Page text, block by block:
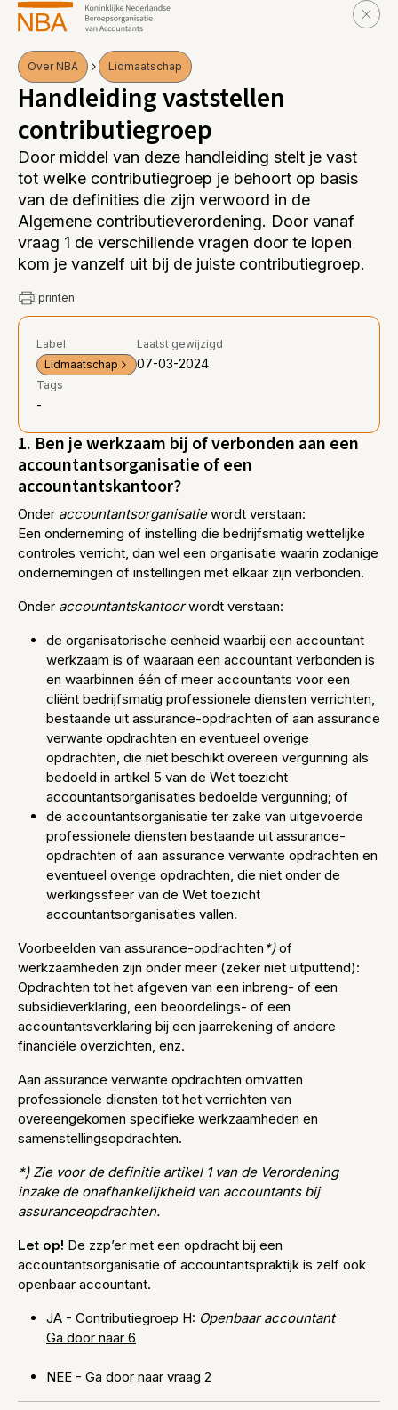
Over NBA Lidmaatschap
Handleiding vaststellen
contributiegroep
Door middel van deze handleiding stelt je vast
tot welke contributiegroep je behoort op basis
van de definities die zijn verwoord in de
Algemene contributieverordening. Door vanaf
vraag 1 de verschillende vragen door te lopen
kom je vanzelf uit bij de juiste contributiegroep.
printen
Label
Lidmaatschap
Laatst gewijzigd
07-03-2024
Tags
-
1. Ben je werkzaam bij of verbonden aan een
accountantsorganisatie of een
accountantskantoor?
Onder accountantsorganisatiewordt verstaan:
Een onderneming of instelling die bedrijfsmatig wettelijke
controles verricht, dan wel een organisatie waarin zodanige
ondernemingen of instellingen met elkaar zijn verbonden.
Onder accountantskantoorwordt verstaan:
de organisatorische eenheid waarbij een accountant
werkzaam is of waaraan een accountant verbonden is
en waarbinnen één of meer accountants voor een
cliënt bedrijfsmatig professionele diensten verrichten,
bestaande uit assurance-opdrachten of aan assurance
verwante opdrachten en eventueel overige
opdrachten, die niet beschikt overeen vergunning als
bedoeld in artikel 5 van de Wet toezicht
accountantsorganisaties bedoelde vergunning; of
de accountantsorganisatie ter zake van uitgevoerde
professionele diensten bestaande uit assurance-
opdrachten of aan assurance verwante opdrachten en
eventueel overige opdrachten, die niet onder de
werkingssfeer van de Wet toezicht
accountantsorganisaties vallen.
Voorbeelden van assurance-opdrachten*)of
werkzaamheden zijn onder meer (zeker niet uitputtend):
Opdrachten tot het afgeven van een inbreng- of een
subsidieverklaring, een beoordelings- of een
accountantsverklaring bij een jaarrekening of andere
financiële overzichten, enz.
Aan assurance verwante opdrachten omvatten
professionele diensten tot het verrichten van
overeengekomen specifieke werkzaamheden en
samenstellingsopdrachten.
*) Zie voor de definitie artikel 1 van de Verordening
inzake de onafhankelijkheid van accountants bij
assuranceopdrachten.
Let op! De zzp’er met een opdracht bij een
accountantsorganisatie of accountantspraktijk is zelf ook
openbaar accountant.
JA - Contributiegroep H: Openbaar accountant
Ga door naar 6
NEE - Ga door naar vraag 2